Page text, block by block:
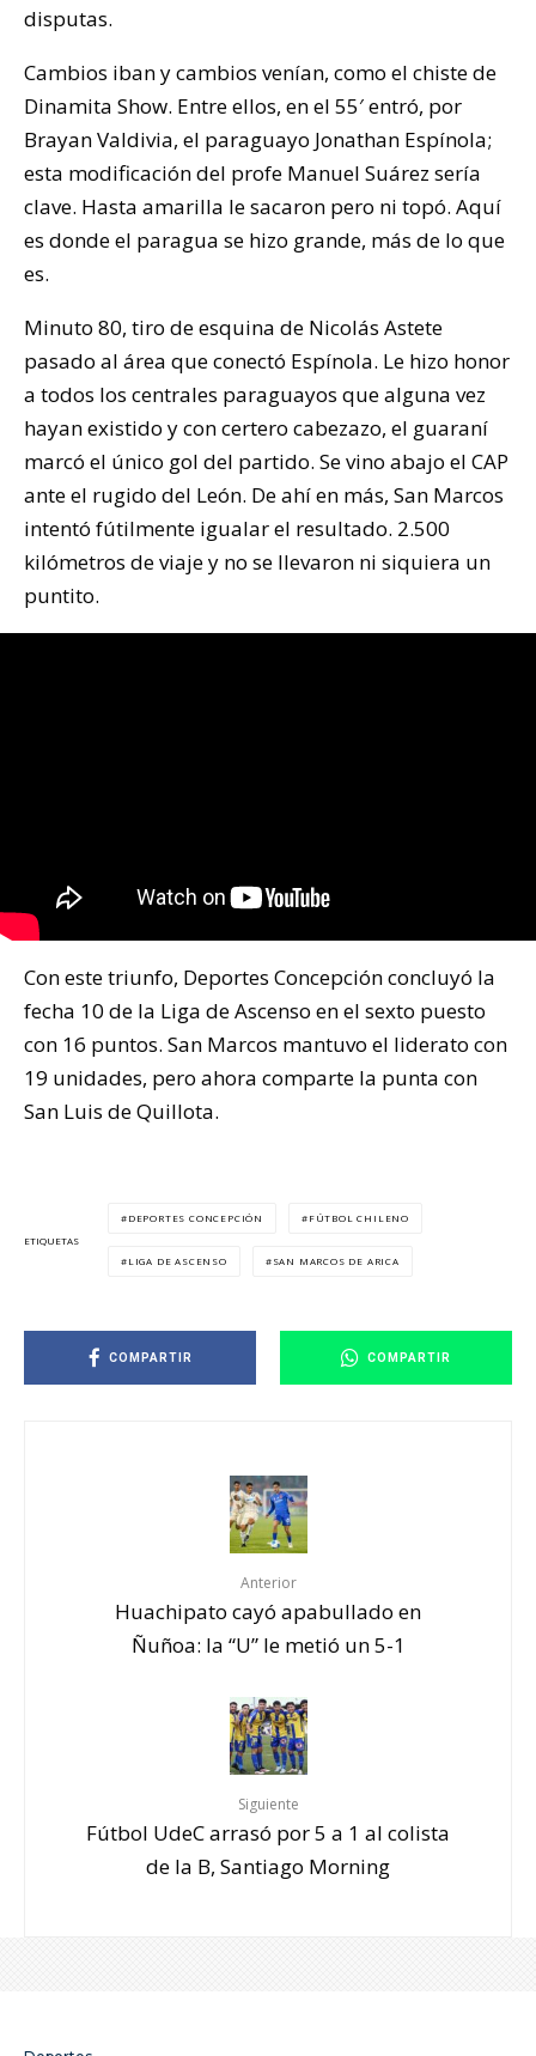
disputas.
Cambios iban y cambios venían, como el chiste de
Dinamita Show. Entre ellos, en el 55′ entró, por
Brayan Valdivia, el paraguayo Jonathan Espínola;
esta modificación del profe Manuel Suárez sería
clave. Hasta amarilla le sacaron pero ni topó. Aquí
es donde el paragua se hizo grande, más de lo que
es.
Minuto 80, tiro de esquina de Nicolás Astete
pasado al área que conectó Espínola. Le hizo honor
a todos los centrales paraguayos que alguna vez
hayan existido y con certero cabezazo, el guaraní
marcó el único gol del partido. Se vino abajo el CAP
ante el rugido del León. De ahí en más, San Marcos
intentó fútilmente igualar el resultado. 2.500
kilómetros de viaje y no se llevaron ni siquiera un
puntito.
Con este triunfo, Deportes Concepción concluyó la
fecha 10 de la Liga de Ascenso en el sexto puesto
con 16 puntos. San Marcos mantuvo el liderato con
19 unidades, pero ahora comparte la punta con
San Luis de Quillota.
ETIQUETAS
DEPORTES CONCEPCIÓN FÚTBOL CHILENO
LIGA DE ASCENSO SAN MARCOS DE ARICA
COMPARTIR COMPARTIR
Anterior
Huachipato cayó apabullado en
Ñuñoa: la “U” le metió un 5-1
Siguiente
Fútbol UdeC arrasó por 5 a 1 al colista
de la B, Santiago Morning